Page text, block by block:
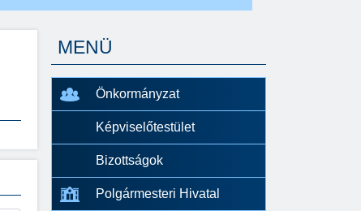
MENÜ
Önkormányzat
Képviselőtestület
Bizottságok
Polgármesteri Hivatal